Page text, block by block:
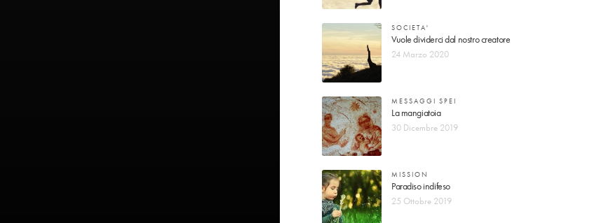
SOCIETA'
Vuole dividerci dal nostro creatore
24 Marzo 2020
MESSAGGI SPEI
La mangiatoia
30 Dicembre 2019
MISSION
Paradiso indifeso
25 Ottobre 2019